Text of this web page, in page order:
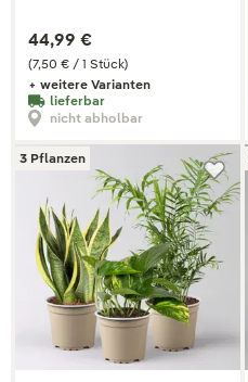
(7,50 € / 1 Stück)
44,99 €
+ weitere Varianten
lieferbar
nicht abholbar
3 Pflanzen